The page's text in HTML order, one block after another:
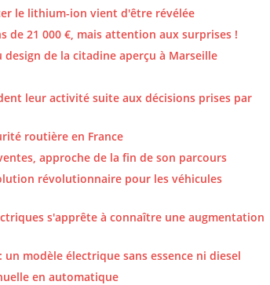
le lithium-ion vient d'être révélée
de 21 000 €, mais attention aux surprises !
design de la citadine aperçu à Marseille
leur activité suite aux décisions prises par
routière en France
approche de la fin de son parcours
révolutionnaire pour les véhicules
s'apprête à connaître une augmentation
modèle électrique sans essence ni diesel
en automatique